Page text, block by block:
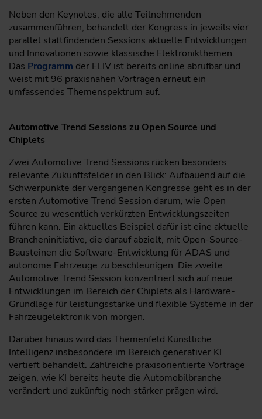
Neben den Keynotes, die alle Teilnehmenden
zusammenführen, behandelt der Kongress in jeweils vier
parallel stattfindenden Sessions aktuelle Entwicklungen
und Innovationen sowie klassische Elektronikthemen.
Das Programm der ELIV ist bereits online abrufbar und
weist mit 96 praxisnahen Vorträgen erneut ein
umfassendes Themenspektrum auf.
Automotive Trend Sessions zu Open Source und
Chiplets
Zwei Automotive Trend Sessions rücken besonders
relevante Zukunftsfelder in den Blick: Aufbauend auf die
Schwerpunkte der vergangenen Kongresse geht es in der
ersten Automotive Trend Session darum, wie Open
Source zu wesentlich verkürzten Entwicklungszeiten
führen kann. Ein aktuelles Beispiel dafür ist eine aktuelle
Brancheninitiative, die darauf abzielt, mit Open-Source-
Bausteinen die Software-Entwicklung für ADAS und
autonome Fahrzeuge zu beschleunigen. Die zweite
Automotive Trend Session konzentriert sich auf neue
Entwicklungen im Bereich der Chiplets als Hardware-
Grundlage für leistungsstarke und flexible Systeme in der
Fahrzeugelektronik von morgen.
Darüber hinaus wird das Themenfeld Künstliche
Intelligenz insbesondere im Bereich generativer KI
vertieft behandelt. Zahlreiche praxisorientierte Vorträge
zeigen, wie KI bereits heute die Automobilbranche
verändert und zukünftig noch stärker prägen wird.